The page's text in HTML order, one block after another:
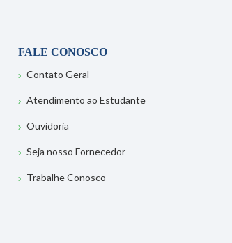
FALE CONOSCO
Contato Geral
Atendimento ao Estudante
Ouvidoria
Seja nosso Fornecedor
Trabalhe Conosco